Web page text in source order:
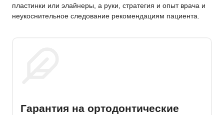
пластинки или элайнеры, а руки, стратегия и опыт врача и
неукоснительное следование рекомендациям пациента.
Гарантия на ортодонтические